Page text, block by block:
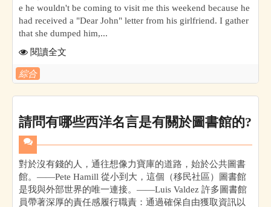
e he wouldn't be coming to visit me this weekend because he
had received a "Dear John" letter from his girlfriend. I gather
that she dumped him,...
閱讀全文
綜合
請問有哪些西洋名言是有關於圖書館的?
對於沒有錢的人，通往想像力寶庫的道路，始於公共圖書
館。——Pete Hamill 從小到大，這個（移民社區）圖書館
是我與外部世界的唯一連接。——Luis Valdez 許多圖書館
員帶著深厚的責任感履行職責：通過確保自由獲取資訊以